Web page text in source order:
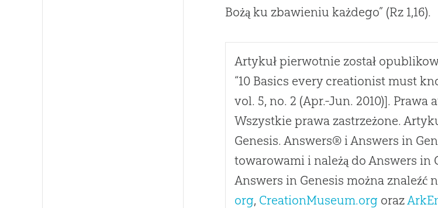
Bożą ku zbawieniu każdego” (Rz 1,16).
Artykuł pierwotnie został
“10 Basics every creationist must
vol. 5, no. 2 (Apr.-Jun. 2010)].
Wszystkie prawa zastrzeżone.
Genesis. Answers® i Answers in
towarowami i należą do Answers in
Answers in Genesis można
org, CreationMuseum.org oraz